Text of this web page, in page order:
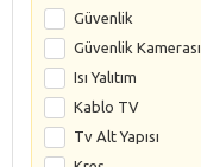
Güvenlik
Güvenlik Kamerası
Isı Yalıtım
Kablo TV
Tv Alt Yapısı